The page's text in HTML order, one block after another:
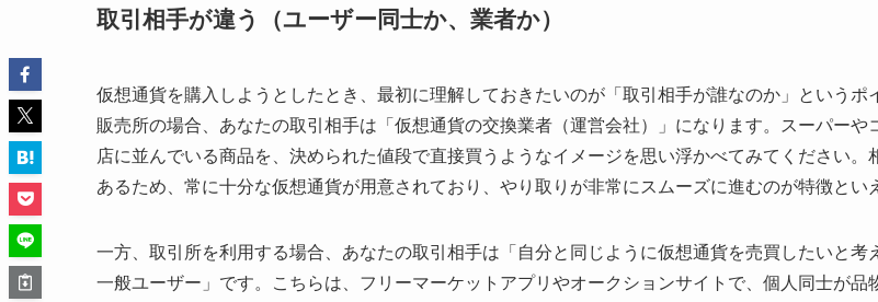
取引相手が違う（ユーザー同士か、業者か）
仮想通貨を購入しようとしたとき、最初に理解しておきたいのが「取引相手が誰なのか」というポ
販売所の場合、あなたの取引相手は「仮想通貨の交換業者（運営会社）」になります。スーパーや
店に並んでいる商品を、決められた値段で直接買うようなイメージを思い浮かべてみてください。
あるため、常に十分な仮想通貨が用意されており、やり取りが非常にスムーズに進むのが特徴とい
一方、取引所を利用する場合、あなたの取引相手は「自分と同じように仮想通貨を売買したいと考
一般ユーザー」です。こちらは、フリーマーケットアプリやオークションサイトで、個人同士が品